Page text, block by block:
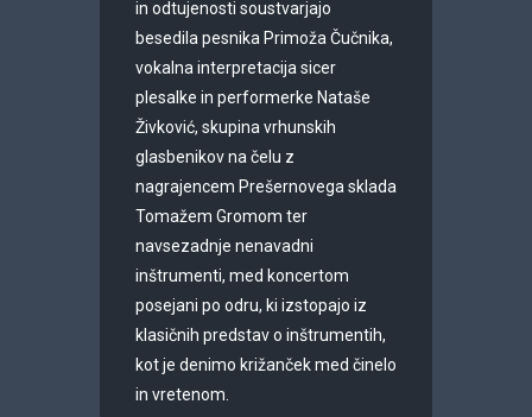
in odtujenosti soustvarjajo
besedila pesnika Primoža Čučnika,
vokalna interpretacija sicer
plesalke in performerke Nataše
Živković, skupina vrhunskih
glasbenikov na čelu z
nagrajencem Prešernovega sklada
Tomažem Gromom ter
navsezadnje nenavadni
inštrumenti, med koncertom
posejani po odru, ki izstopajo iz
klasičnih predstav o inštrumentih,
kot je denimo križanček med činelo
in vretenom.